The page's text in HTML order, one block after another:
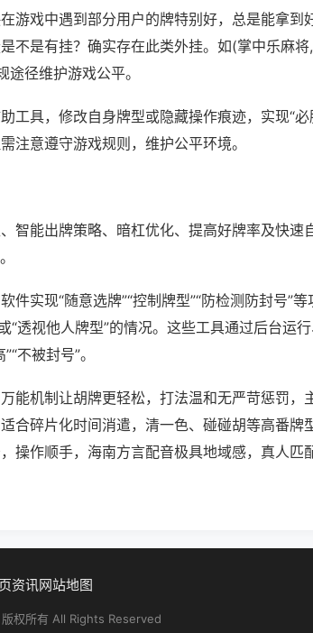
游戏中遇到部分用户的牌特别好，总是能拿到
不是有挂？确实存在此类外挂。如(掌中乐麻将
径维护游戏公平。
工具，修改自身牌型或隐藏操作痕迹，实现“必
注意遵守游戏规则，维护公平环境。
智能出牌策略、暗杠优化、提高好牌率及快速
实现“随意选牌”“控制牌型”“防检测防封号”等
“透视他人牌型”的情况。这些工具通过后台运
不被封号”。
能机制让胡牌更轻松，打法温和无严苛惩罚，
合碎片化时间消遣，清一色、碰碰胡等高番牌
操作顺手，海南方言配音极具地域感，真人匹
资讯网站地图
权所有 All Rights Reserved